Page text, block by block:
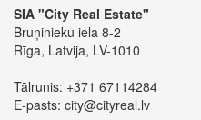
SIA "City Real Estate"
Bruņinieku iela 8-2
Rīga, Latvija, LV-1010
Tālrunis: +371 67114284
E-pasts: city@cityreal.lv